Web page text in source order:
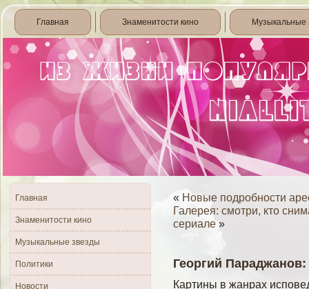
Главная Знаменитости кино Музыкальные
Главная
Знаменитости кино
Музыкальные звезды
Политики
Новости
« Новые подробности
Галерея: смотри, кто
сериале »
Георгий
Картины в жанрах